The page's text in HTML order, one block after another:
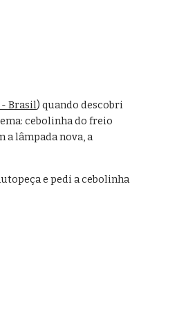
- Brasil) quando descobri
cebolinha do freio
a lâmpada nova, a
e pedi a cebolinha